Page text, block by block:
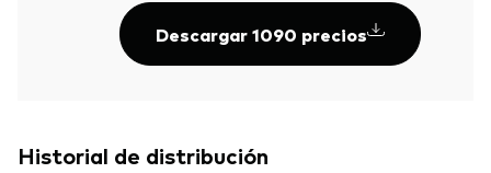
Descargar 1090 precios
Historial de distribución